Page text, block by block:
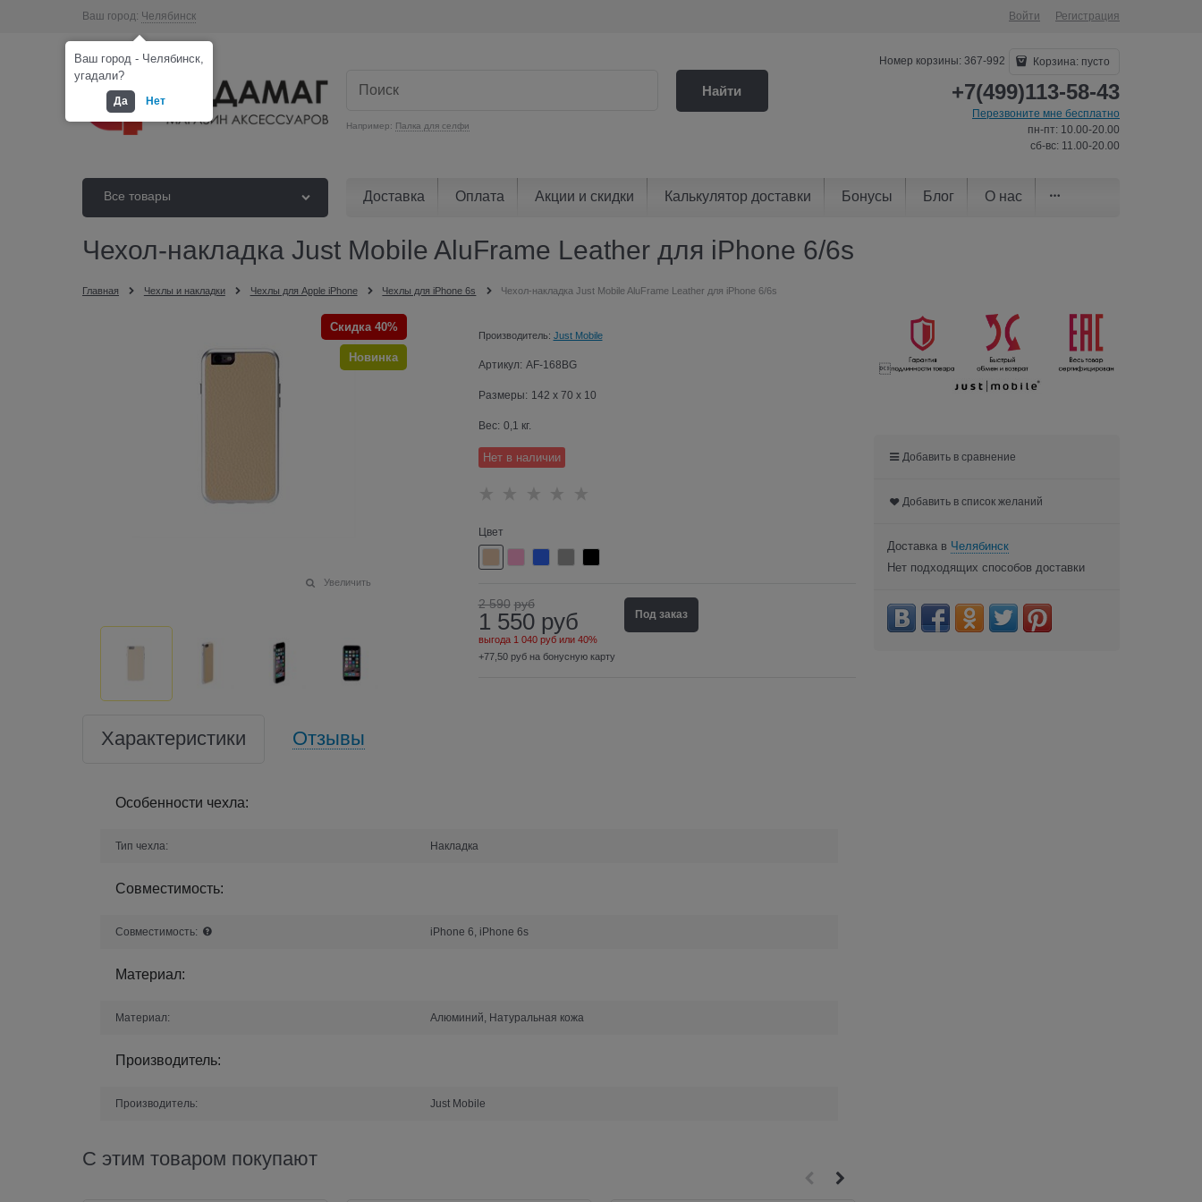
Ваш город: Челябинск Войти Регистрация
Например: Палка для селфи
Найти
Номер корзины: 367-992 Корзина: пусто
+7(499)113-58-43
Перезвоните мне бесплатно
пн-пт: 10.00-20.00
сб-вс: 11.00-20.00
Все товары Доставка Оплата Акции и скидки Калькулятор доставки Бонусы Блог О нас
Чехол-накладка Just Mobile AluFrame Leather для iPhone 6/6s
Главная Чехлы и накладки Чехлы для Apple iPhone Чехлы для iPhone 6s Чехол-накладка Just Mobile AluFrame Leather для iPhone 6/6s
Скидка 40%
Новинка
Увеличить
Производитель: Just Mobile
Артикул: AF-168BG
Размеры: 142 x 70 x 10
Вес: 0,1 кг.
Нет в наличии
Цвет
2 590 руб
1 550 руб
выгода 1 040 рубили 40%
+77,50 руб на бонусную карту
Под заказ
Характеристики Отзывы
Особенности чехла:
Тип чехла: Накладка
Совместимость:
Совместимость: iPhone 6, iPhone 6s
Материал:
Материал: Алюминий, Натуральная кожа
Производитель:
Производитель: Just Mobile
С этим товаром покупают

Добавить в сравнение
Добавить в список желаний
Доставка в Челябинск
Нет подходящих способов доставки
Ваш город - Челябинск,
угадали?
Да Нет